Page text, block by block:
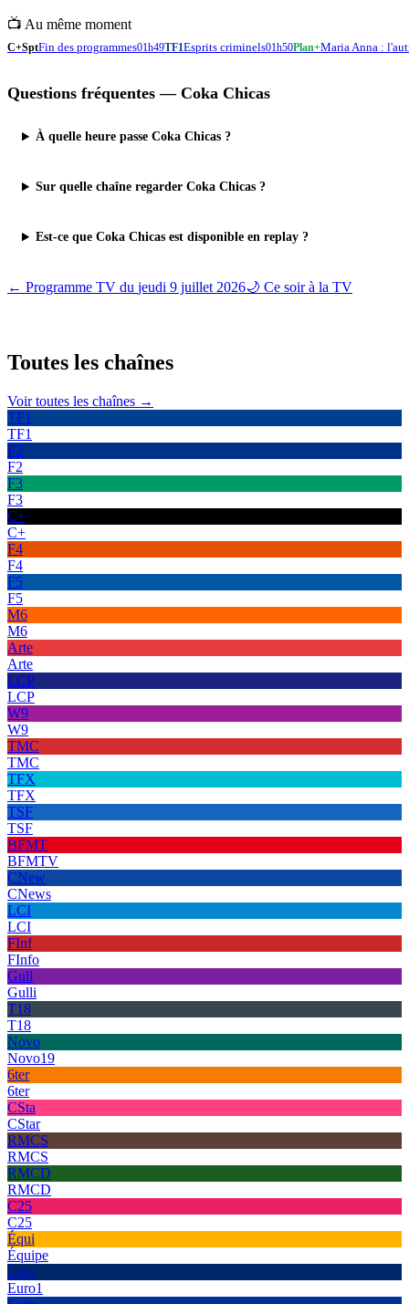
📺 Au même moment
C+SptFin des programmes01h49TF1Esprits criminels01h50Plan+Maria Anna :
Questions fréquentes — Coka Chicas
À quelle heure passe Coka Chicas ?
Sur quelle chaîne regarder Coka Chicas ?
Est-ce que Coka Chicas est disponible en replay ?
← Programme TV du jeudi 9 juillet 2026🌙 Ce soir à la TV
Toutes les chaînes
Voir toutes les chaînes →
TF1
TF1
F2
F2
F3
F3
C+
C+
F4
F4
F5
F5
M6
M6
Arte
Arte
LCP
LCP
W9
W9
TMC
TMC
TFX
TFX
TSF
TSF
BFMT
BFMTV
CNew
CNews
LCI
LCI
FInf
FInfo
Gull
Gulli
T18
T18
Novo
Novo19
6ter
6ter
CSta
CStar
RMCS
RMCS
RMCD
RMCD
C25
C25
Équi
Équipe
Euro
Euro1